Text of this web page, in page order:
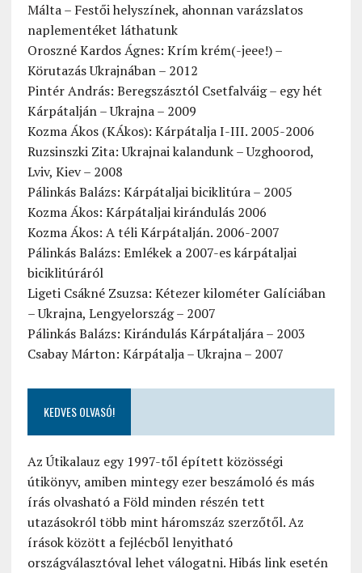
Málta – Festői helyszínek, ahonnan varázslatos
naplementéket láthatunk
Oroszné Kardos Ágnes: Krím krém(-jeee!) –
Körutazás Ukrajnában – 2012
Pintér András: Beregszásztól Csetfalváig – egy hét
Kárpátalján – Ukrajna – 2009
Kozma Ákos (KÁkos): Kárpátalja I-III. 2005-2006
Ruzsinszki Zita: Ukrajnai kalandunk – Uzghoorod,
Lviv, Kiev – 2008
Pálinkás Balázs: Kárpátaljai biciklitúra – 2005
Kozma Ákos: Kárpátaljai kirándulás 2006
Kozma Ákos: A téli Kárpátalján. 2006-2007
Pálinkás Balázs: Emlékek a 2007-es kárpátaljai
biciklitúráról
Ligeti Csákné Zsuzsa: Kétezer kilométer Galíciában
– Ukrajna, Lengyelország – 2007
Pálinkás Balázs: Kirándulás Kárpátaljára – 2003
Csabay Márton: Kárpátalja – Ukrajna – 2007
KEDVES OLVASÓ!
Az Útikalauz egy 1997-től épített közösségi
útikönyv, amiben mintegy ezer beszámoló és más
írás olvasható a Föld minden részén tett
utazásokról több mint háromszáz szerzőtől. Az
írások között a fejlécből lenyitható
országválasztóval lehet válogatni. Hibás link esetén